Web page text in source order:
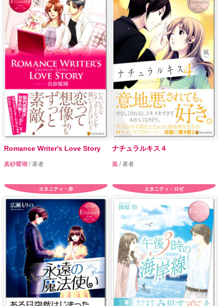
Romance Writer's Love Story
真砂耀瑚 / 著者
ナチュラルキス４
風 / 著者
エタニティ・赤 エタニティ・ロゼ